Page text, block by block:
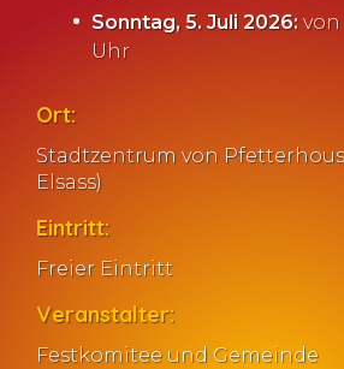
Sonntag, 5. Juli 2026: von
Uhr
Ort:
Stadtzentrum von
Elsass)
Eintritt:
Freier Eintritt
Veranstalter:
Festkomitee und Gemeinde